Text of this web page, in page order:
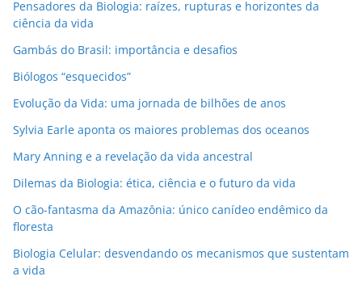
Pensadores da Biologia: raízes, rupturas e horizontes da
ciência da vida
Gambás do Brasil: importância e desafios
Biólogos “esquecidos”
Evolução da Vida: uma jornada de bilhões de anos
Sylvia Earle aponta os maiores problemas dos oceanos
Mary Anning e a revelação da vida ancestral
Dilemas da Biologia: ética, ciência e o futuro da vida
O cão-fantasma da Amazônia: único canídeo endêmico da
floresta
Biologia Celular: desvendando os mecanismos que sustentam
a vida